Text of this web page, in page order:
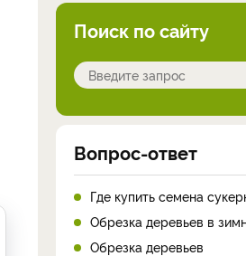
Поиск по сайту
Вопрос-ответ
Где купить семена
Обрезка деревьев в
Обрезка деревьев